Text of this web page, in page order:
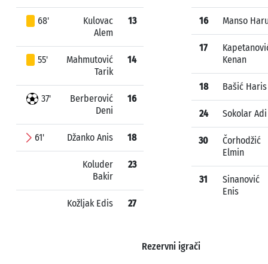
68'
Kulovac
Alem
13
55'
Mahmutović
Tarik
14
37'
Berberović
Deni
16
61' Džanko Anis 18
Koluder
Bakir
23
Kožljak Edis 27
16 Manso
17
Kenan
18 Bašić Haris
24 Sokolar Adi
30
Čorhodžić
Elmin
31
Sinanović
Enis
Rezervni igrači